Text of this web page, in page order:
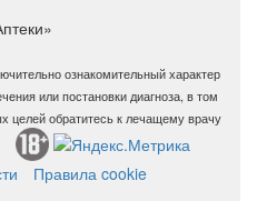
ознакомительный характер
или постановки диагноза, в том
целей обратитесь к лечащему врачу
Правила cookie